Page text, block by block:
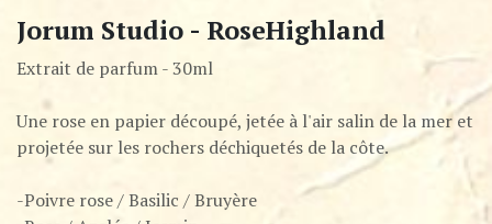
Jorum Studio - RoseHighland
Extrait de parfum - 30ml
Une rose en papier découpé, jetée à l'air salin de la mer et
projetée sur les rochers déchiquetés de la côte.
-Poivre rose / Basilic / Bruyère